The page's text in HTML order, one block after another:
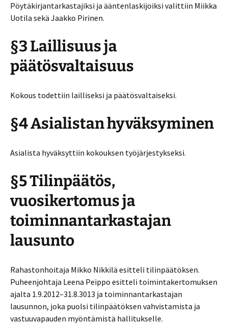
Pöytäkirjantarkastajiksi ja ääntenlaskijoiksi valittiin Miikka
Uotila sekä Jaakko Pirinen.
§3 Laillisuus ja
päätösvaltaisuus
Kokous todettiin lailliseksi ja päätösvaltaiseksi.
§4 Asialistan hyväksyminen
Asialista hyväksyttiin kokouksen työjärjestykseksi.
§5 Tilinpäätös,
vuosikertomus ja
toiminnantarkastajan
lausunto
Rahastonhoitaja Mikko Nikkilä esitteli tilinpäätöksen.
Puheenjohtaja Leena Peippo esitteli toimintakertomuksen
ajalta 1.9.2012–31.8.3013 ja toiminnantarkastajan
lausunnon, joka puolsi tilinpäätöksen vahvistamista ja
vastuuvapauden myöntämistä hallitukselle.